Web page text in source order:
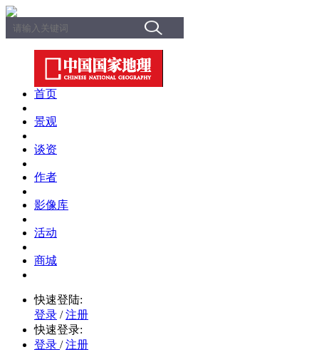
首页
景观
谈资
作者
影像库
活动
商城
快速登陆:
登录 / 注册
快速登录:
登录 / 注册